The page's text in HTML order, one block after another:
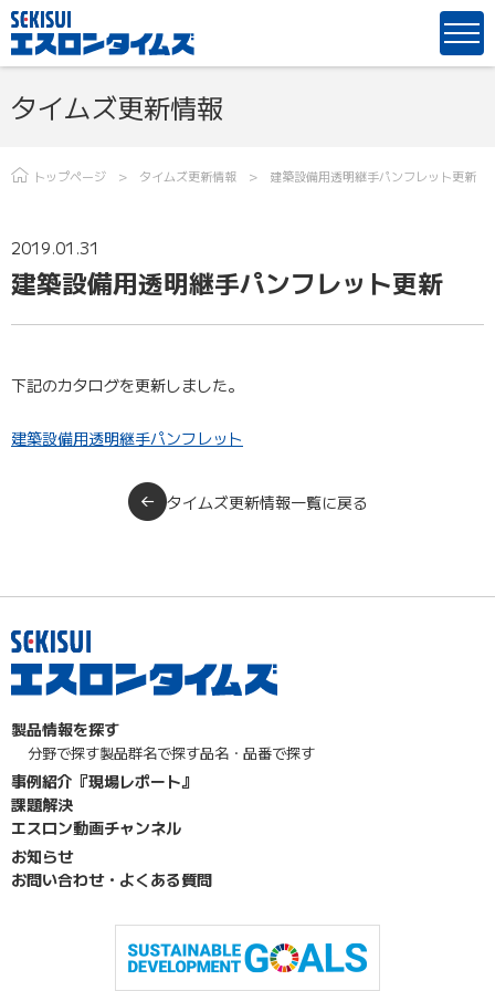
タイムズ更新情報
トップページ タイムズ更新情報 建築設備用透明継手パンフレット更新
2019.01.31
建築設備用透明継手パンフレット更新
下記のカタログを更新しました。
建築設備用透明継手パンフレット
タイムズ更新情報一覧に戻る
製品情報を探す
分野で探す製品群名で探す品名・品番で探す
事例紹介『現場レポート』
課題解決
エスロン動画チャンネル
お知らせ
お問い合わせ・よくある質問